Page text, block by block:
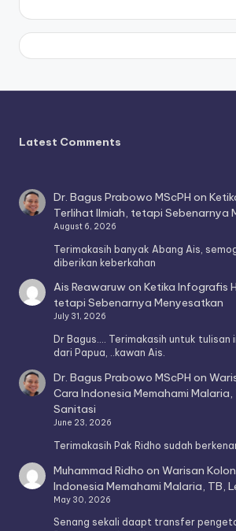
Latest Comments
Dr. Bagus Prabowo MScPH on
Terlihat Ilmiah, tetapi Sebenarnya
August 6, 2026
Terimakasih banyak Abang Ais,
diberikan keberkahan
Ais ReawaruwonKetika Infografis
tetapi Sebenarnya Menyesatkan
July 31, 2026
Dr Bagus.... Terimakasih untuk tulisan
dari Papua, ..kawan Ais.
Dr. Bagus Prabowo MScPH on
Cara Indonesia Memahami
Sanitasi
June 23, 2026
Terimakasih Pak Ridho sudah
Muhammad Ridho onWarisan
Indonesia Memahami Malaria, TB,
May 30, 2026
Senang sekali daapt transfer